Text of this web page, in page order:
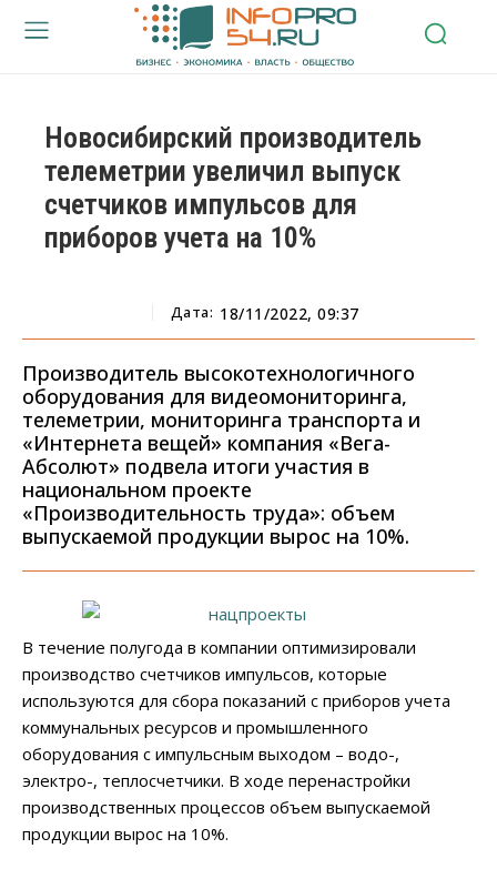
Новосибирский производитель
телеметрии увеличил выпуск
счетчиков импульсов для
приборов учета на 10%
Дата: 18/11/2022, 09:37
Производитель высокотехнологичного
оборудования для видеомониторинга,
телеметрии, мониторинга транспорта и
«Интернета вещей» компания «Вега-
Абсолют» подвела итоги участия в
национальном проекте
«Производительность труда»: объем
выпускаемой продукции вырос на 10%.
В течение полугода в компании оптимизировали
производство счетчиков импульсов, которые
используются для сбора показаний с приборов учета
коммунальных ресурсов и промышленного
оборудования с импульсным выходом – водо-,
электро-, теплосчетчики. В ходе перенастройки
производственных процессов объем выпускаемой
продукции вырос на 10%.